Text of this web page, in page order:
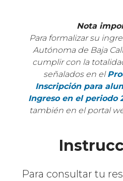
Nota
Para formalizar su
Autónoma de Baja
cumplir con la
señalados en el
Inscripción para
Ingreso en el periodo
también en el portal
Para consultar tu